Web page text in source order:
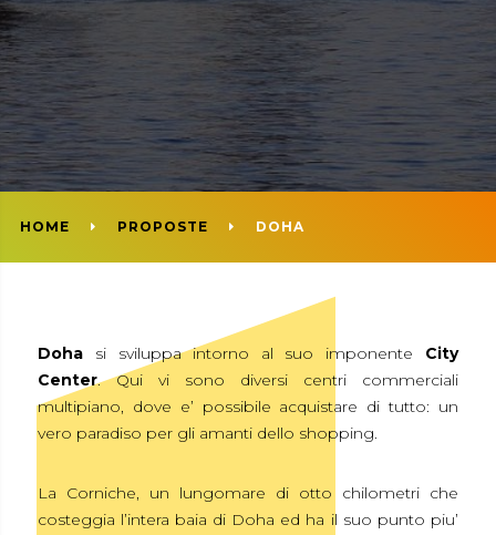
HOME PROPOSTE DOHA
Doha si sviluppa intorno al suo imponente City
Center. Qui vi sono diversi centri commerciali
multipiano, dove e’ possibile acquistare di tutto: un
vero paradiso per gli amanti dello shopping.
La Corniche, un lungomare di otto chilometri che
costeggia l’intera baia di Doha ed ha il suo punto piu’